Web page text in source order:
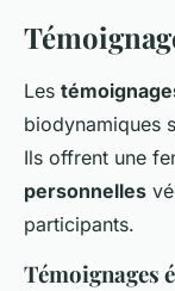
Les
biodynamiques
Ils offrent une
personnelles
participants.
Témoignages